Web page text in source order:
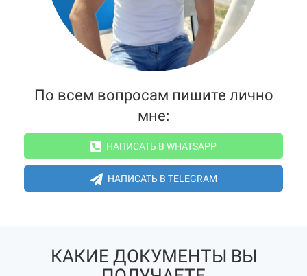
По всем вопросам пишите лично
мне:
НАПИСАТЬ В WHATSAPP
НАПИСАТЬ В TELEGRAM
КАКИЕ ДОКУМЕНТЫ ВЫ